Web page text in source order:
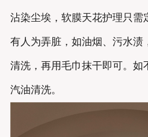
沾染尘埃，软膜天花护理只需
有人为弄脏，如油烟、污水渍
清洗，再用毛巾抹干即可。如
汽油清洗。